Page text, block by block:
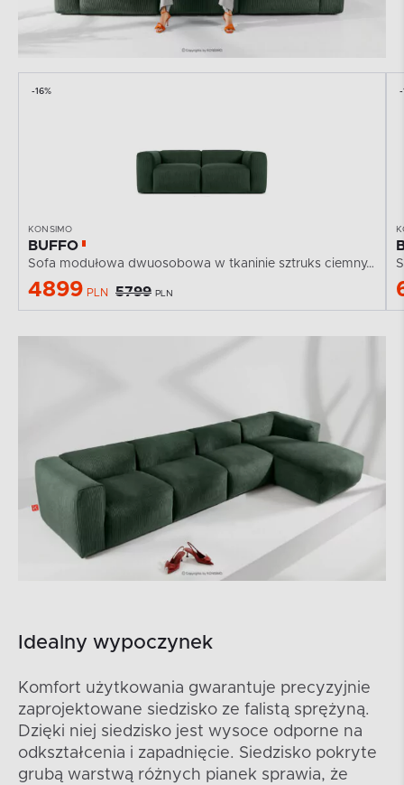
-16%
KONSIMO
BUFFO
Sofa modułowa dwuosobowa w tkaninie sztruks ciemny...
4899 PLN 5799 PLN
-
Idealny wypoczynek
Komfort użytkowania gwarantuje precyzyjnie
zaprojektowane siedzisko ze falistą sprężyną.
Dzięki niej siedzisko jest wysoce odporne na
odkształcenia i zapadnięcie. Siedzisko pokryte
grubą warstwą różnych pianek sprawia, że